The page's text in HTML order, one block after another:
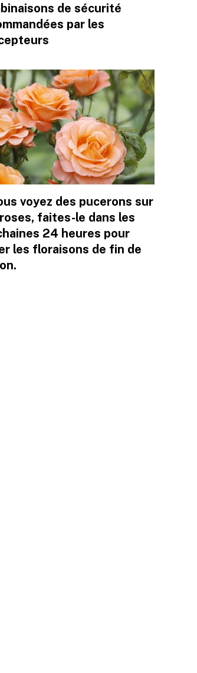
de sécurité
par les
voyez des pucerons sur
faites-le dans les
24 heures pour
les floraisons de fin de